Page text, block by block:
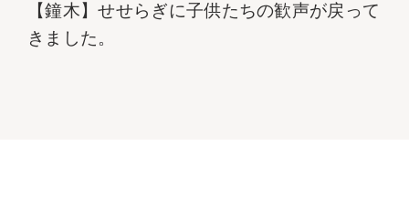
【鐘木】せせらぎに子供たちの歓声が戻って
きました。